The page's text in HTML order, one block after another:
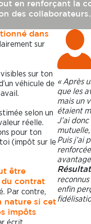
en renforçant la
des collaborateurs.
dans
sur
sur ton
véhicule de
selon un
réelle.
pour ton
(impôt sur le
être
du contrat
Par contre,
nature si cet
impôts
« Après
que les
mais un
étaient
J’ai
Puis j’ai
enfin